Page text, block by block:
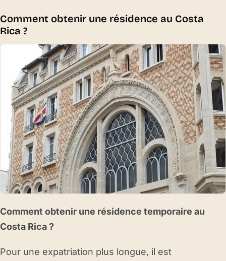
Comment obtenir une résidence au Costa
Rica ?
Comment obtenir une résidence temporaire au
Costa Rica ?
Pour une expatriation plus longue, il est